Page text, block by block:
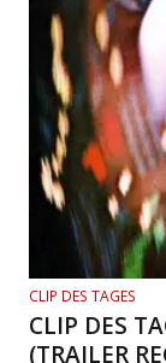
CLIP DES TAGES
CLIP DES
(TRAILER